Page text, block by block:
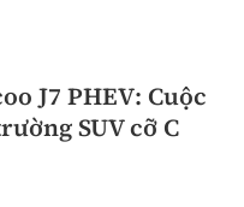
J7 PHEV: Cuộc
SUV cỡ C